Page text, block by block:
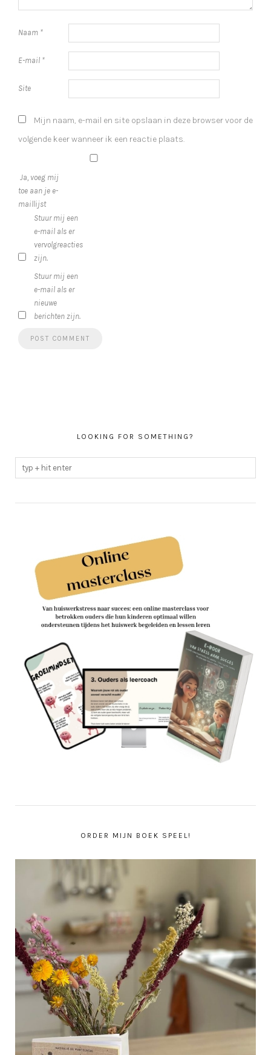
Naam *
E-mail *
Site
Mijn naam, e-mail en site opslaan in deze browser voor de
volgende keer wanneer ik een reactie plaats.
Ja, voeg mij
toe aan je e-
maillijst
Stuur mij een
e-mail als er
vervolgreacties
zijn.
Stuur mij een
e-mail als er
nieuwe
berichten zijn.
LOOKING FOR SOMETHING?
ORDER MIJN BOEK SPEEL!